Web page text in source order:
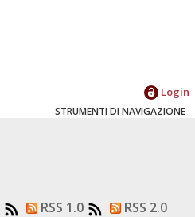
Login
STRUMENTI DI NAVIGAZIONE
RSS 1.0 RSS 2.0